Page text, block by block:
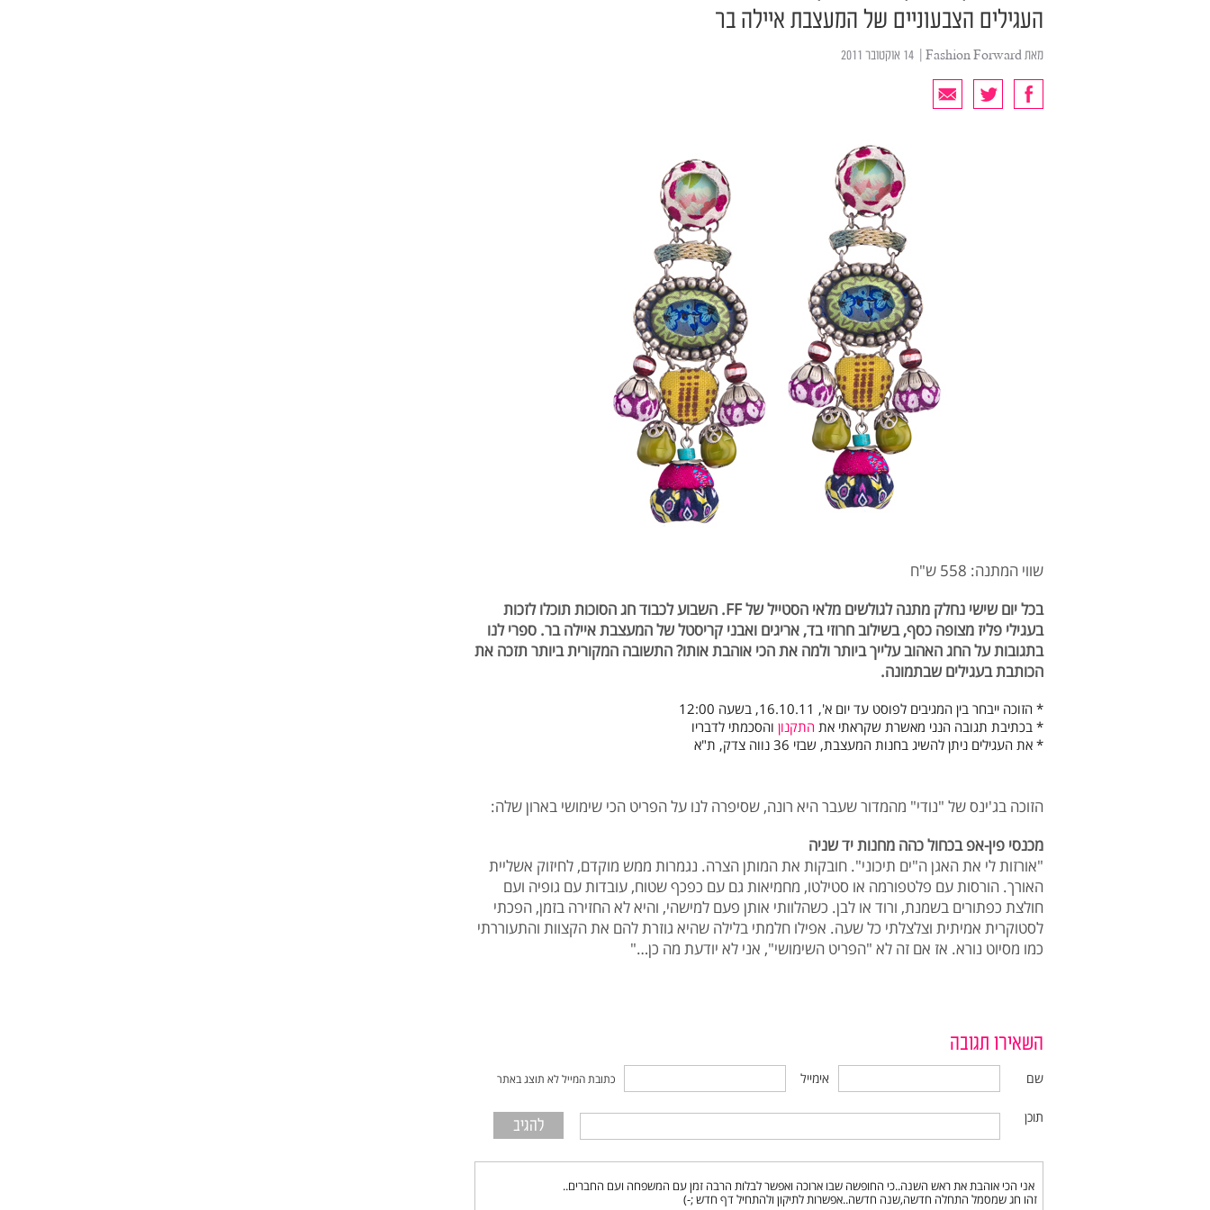
העגילים הצבעוניים של המעצבת איילה בר
מאתFashion Forward
שווי המתנה: 558 ש"ח
בכל יום שישי נחלק מתנה לגולשים מלאי הסטייל של FF. השבוע לכבוד חג הסוכות תוכלו לזכות
בעגילי פליז מצופה כסף, בשילוב חרוזי בד, אריגים ואבני קריסטל של המעצבת איילה בר. ספרי לנו
בתגובותעל החג האהוב עלייך ביותר ולמה את הכי אוהבת אותו? התשובה המקורית ביותר תזכה את
הכותבת בעגילים שבתמונה.
* הזוכה ייבחר בין המגיבים לפוסט עד יום א', 16.10.11, בשעה 12:00
* בכתיבת תגובה הנני מאשרת שקראתי את התקנון והסכמתי לדבריו
* את העגילים ניתן להשיג בחנות המעצבת, שבזי 36 נווה צדק, ת"א
הזוכה בג'ינס של "נודי" מהמדור שעבר היא רונה, שסיפרה לנו על הפריט הכי שימושי בארון שלה:
מכנסי פין-אפ בכחול כהה מחנות יד שניה
"אורזות לי את האגן ה"ים תיכוני". חובקות את המותן הצרה. נגמרות ממש מוקדם, לחיזוק אשליית
האורך. הורסות עם פלטפורמה או סטילטו, מחמיאות גם עם כפכף שטוח, עובדות עם גופיה ועם
חולצת כפתורים בשמנת, ורוד או לבן. כשהלוותי אותן פעם למישהי, והיא לא החזירה בזמן, הפכתי
לסטוקרית אמיתית וצלצלתי כל שעה. אפילו חלמתי בלילה שהיא גוזרת להם את הקצוות והתעוררתי
כמו מסיוט נורא. אז אם זה לא "הפריט השימושי", אני לא יודעת מה כן…"
השאירו תגובה
שם אימייל כתובת המייל לא תוצג באתר
תוכן
אני הכי אוהבת את ראש השנה..כי החופשה שבו ארוכה ואפשר לבלות הרבה זמן עם המשפחה ועם החברים..
זהו חג שמסמל התחלה חדשה,שנה חדשה..אפשרות לתיקון ולהתחיל דף חדש ;-)